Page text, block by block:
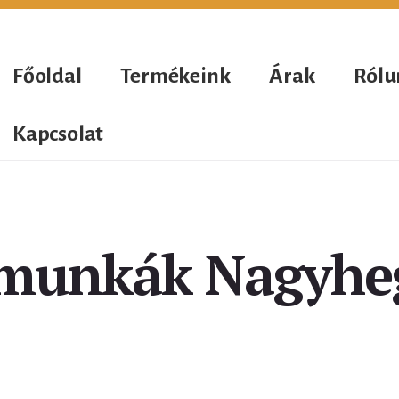
Főoldal Termékeink Árak
Kapcsolat